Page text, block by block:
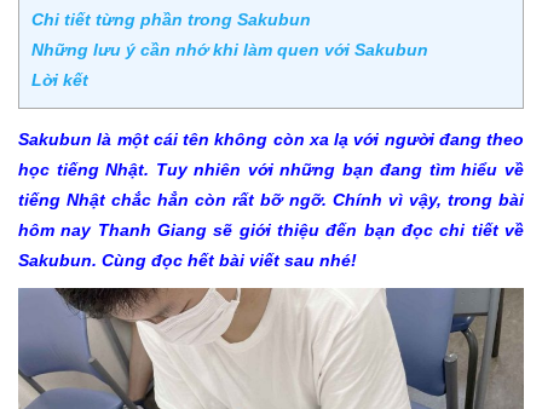
Chi tiết từng phần trong Sakubun
Những lưu ý cần nhớ khi làm quen với Sakubun
Lời kết
Sakubun là một cái tên không còn xa lạ với người đang theo
học tiếng Nhật. Tuy nhiên với những bạn đang tìm hiểu về
tiếng Nhật chắc hẳn còn rất bỡ ngỡ. Chính vì vậy, trong bài
hôm nay Thanh Giang sẽ giới thiệu đến bạn đọc chi tiết về
Sakubun. Cùng đọc hết bài viết sau nhé!